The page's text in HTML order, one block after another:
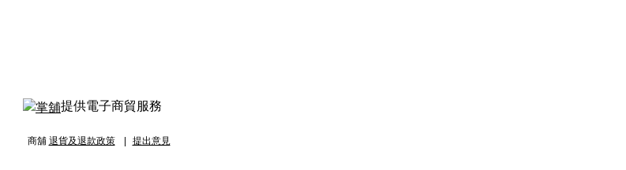
提供電子商貿服務
商舖 退貨及退款政策 提出意見